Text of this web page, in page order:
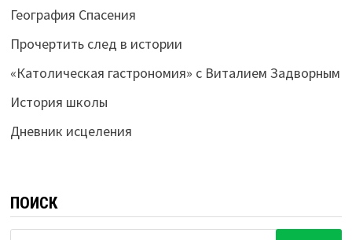
География Спасения
Прочертить след в истории
«Католическая гастрономия» с Виталием Задворным
История школы
Дневник исцеления
ПОИСК